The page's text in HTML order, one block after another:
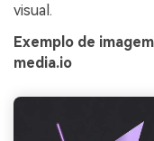
visual.
Exemplo de
media.io